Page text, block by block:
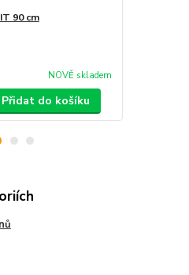
90 cm
NOVĚ skladem
Přidat do košíku